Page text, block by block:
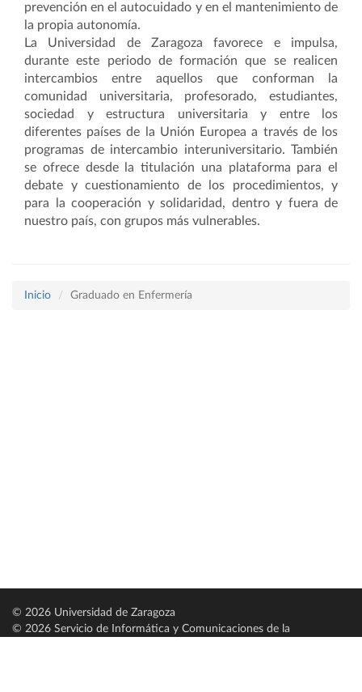
prevención en el autocuidado y en el mantenimiento de
la propia autonomía.
La Universidad de Zaragoza favorece e impulsa,
durante este periodo de formación que se realicen
intercambios entre aquellos que conforman la
comunidad universitaria, profesorado, estudiantes,
sociedad y estructura universitaria y entre los
diferentes países de la Unión Europea a través de los
programas de intercambio interuniversitario. También
se ofrece desde la titulación una plataforma para el
debate y cuestionamiento de los procedimientos, y
para la cooperación y solidaridad, dentro y fuera de
nuestro país, con grupos más vulnerables.
Inicio Graduado en Enfermería
© 2026 Universidad de Zaragoza
© 2026 Servicio de Informática y Comunicaciones de la